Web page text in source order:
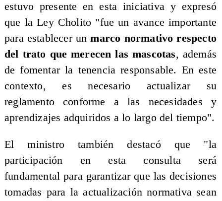
estuvo presente en esta iniciativa y expresó
que la Ley Cholito "fue un avance importante
para establecer unmarco normativo respecto
del trato que merecen las mascotas, además
de fomentar la tenencia responsable. En este
contexto, es necesario actualizar su
reglamento conforme a las necesidades y
aprendizajes adquiridos a lo largo del tiempo".
El ministro también destacó que "la
participación en esta consulta será
fundamental para garantizar que las decisiones
tomadas para la actualización normativa sean